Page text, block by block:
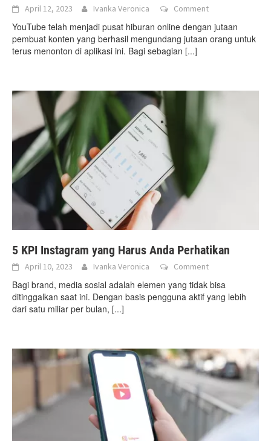
April 12, 2023 Ivanka Veronica Comment
YouTube telah menjadi pusat hiburan online dengan jutaan
pembuat konten yang berhasil mengundang jutaan orang untuk
terus menonton di aplikasi ini. Bagi sebagian [...]
5 KPI Instagram yang Harus Anda Perhatikan
April 10, 2023 Ivanka Veronica Comment
Bagi brand, media sosial adalah elemen yang tidak bisa
ditinggalkan saat ini. Dengan basis pengguna aktif yang lebih
dari satu miliar per bulan, [...]